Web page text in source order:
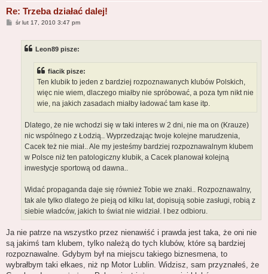
Re: Trzeba działać dalej!
Pśr lut 17, 2010 3:47 pm
Leon89 pisze:
fiacik pisze:
Ten klubik to jeden z bardziej rozpoznawanych klubów Polskich,
więc nie wiem, dlaczego miałby nie spróbować, a poza tym nikt nie
wie, na jakich zasadach miałby ładować tam kase itp.
Dlatego, że nie wchodzi się w taki interes w 2 dni, nie ma on (Krauze)
nic wspólnego z Łodzią.. Wyprzedzając twoje kolejne marudzenia,
Cacek też nie miał.. Ale my jesteśmy bardziej rozpoznawalnym klubem
w Polsce niż ten patologiczny klubik, a Cacek planował kolejną
inwestycje sportową od dawna..
Widać propaganda daje się również Tobie we znaki.. Rozpoznawalny,
tak ale tylko dlatego że pieją od kilku lat, dopisują sobie zasługi, robią z
siebie władców, jakich to świat nie widział. I bez odbioru.
Ja nie patrze na wszystko przez nienawiść i prawda jest taka, że oni nie
są jakimś tam klubem, tylko należą do tych klubów, które są bardziej
rozpoznawalne. Gdybym był na miejscu takiego biznesmena, to
wybrałbym taki ełkaes, niż np Motor Lublin. Widzisz, sam przyznałeś, że